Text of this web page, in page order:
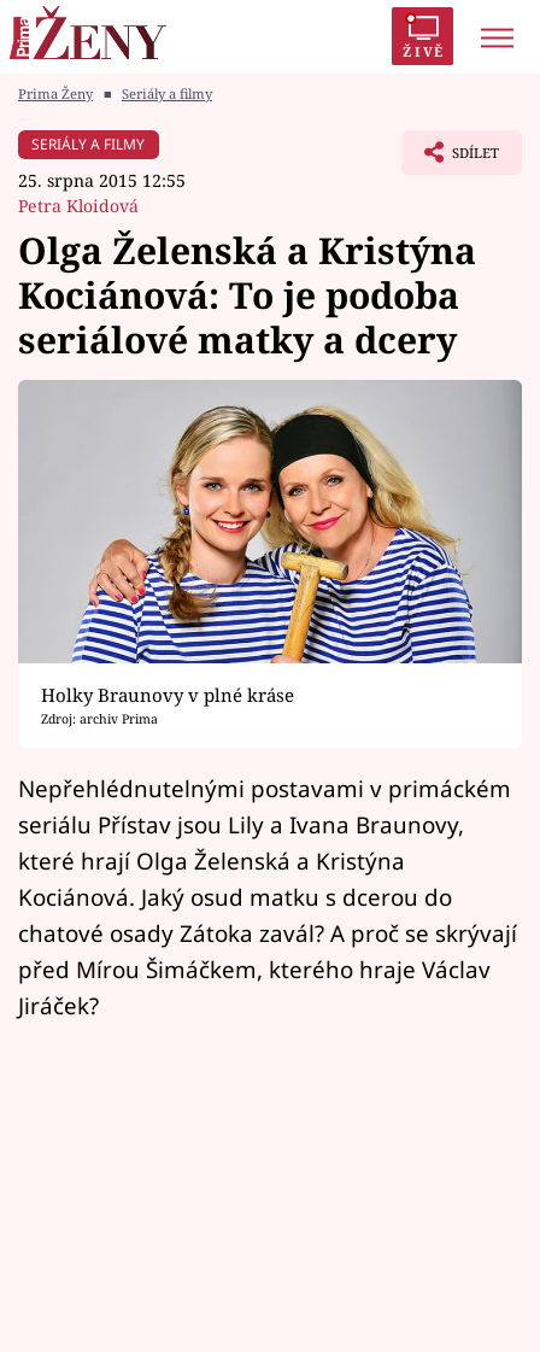
ŽIVĚ
Módní alarm
Témata
Celebrity
Horoskopy
Sledujte prima+
Filmový festival Karlovy Vary
Pořady
Mámy sobě
Přihlášení
Sledujte nás
Prima Ženy ■ Seriály a filmy
SERIÁLY A FILMY
25. srpna 2015 12:55
Petra Kloidová
SDÍLET
Olga Želenská a Kristýna
Kociánová: To je podoba
seriálové matky a dcery
Holky Braunovy v plné kráse
Zdroj: archiv Prima
Nepřehlédnutelnými postavami v primáckém
seriálu Přístav jsou Lily a Ivana Braunovy,
které hrají Olga Želenská a Kristýna
Kociánová. Jaký osud matku s dcerou do
chatové osady Zátoka zavál? A proč se skrývají
před Mírou Šimáčkem, kterého hraje Václav
Jiráček?